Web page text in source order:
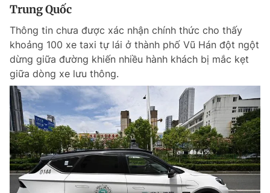
Chuyên mục khác
Chào ngày mới
Tin thị trường Tin 360
Video Magazine
Đổi mật khẩu
Tin đã lưu
Tin đã xem
Đăng xuất
Trung Quốc
Thông tin chưa được xác nhận chính thức cho thấy
khoảng 100 xe taxi tự lái ở thành phố Vũ Hán đột ngột
dừng giữa đường khiến nhiều hành khách bị mắc kẹt
giữa dòng xe lưu thông.